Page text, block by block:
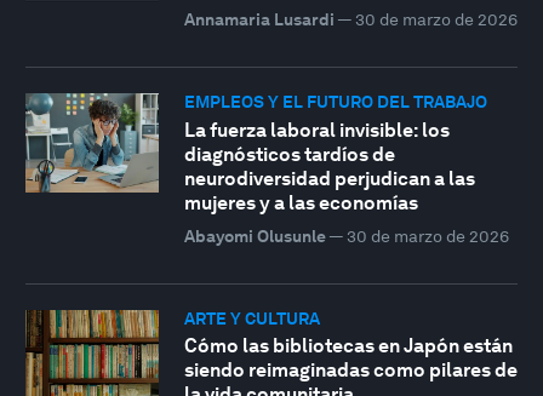
Annamaria Lusardi — 30 de marzo de 2026
EMPLEOS Y EL FUTURO DEL TRABAJO
La fuerza laboral invisible: los
diagnósticos tardíos de
neurodiversidad perjudican a las
mujeres y a las economías
Abayomi Olusunle— 30 de marzo de 2026
ARTE Y CULTURA
Cómo las bibliotecas en Japón están
siendo reimaginadas como pilares de